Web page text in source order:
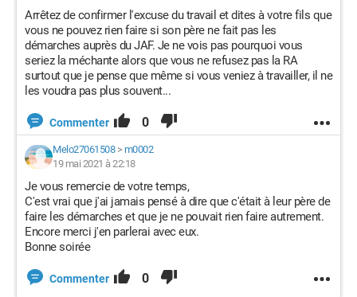
Arrêtez de confirmer l'excuse du travail et dites à votre fils que
vous ne pouvez rien faire si son père ne fait pas les
démarches auprès du JAF. Je ne vois pas pourquoi vous
seriez la méchante alors que vous ne refusez pas la RA
surtout que je pense que même si vous veniez à travailler, il ne
les voudra pas plus souvent...
Commenter 0
Melo27061508> m0002
19 mai 2021 à 22:18
Je vous remercie de votre temps,
C'est vrai que j'ai jamais pensé à dire que c'était à leur père de
faire les démarches et que je ne pouvait rien faire autrement.
Encore merci j'en parlerai avec eux.
Bonne soirée
Commenter 0